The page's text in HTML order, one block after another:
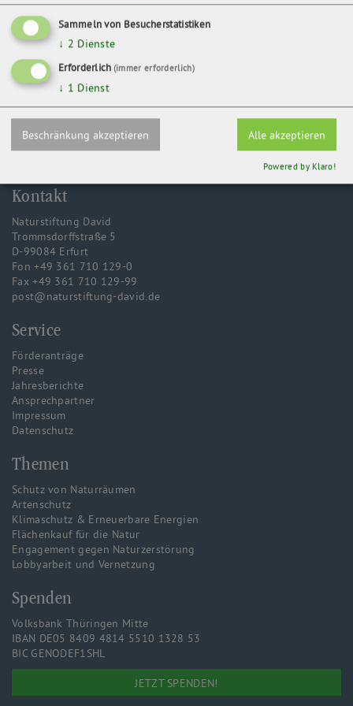
ZURÜCK
Kontakt
Naturstiftung David
Trommsdorffstraße 5
D-99084 Erfurt
Fon +49 361 710 129-0
Fax +49 361 710 129-99
post@naturstiftung-david.de
Service
Förderanträge
Presse
Jahresberichte
Ansprechpartner
Impressum
Datenschutz
Themen
Schutz von Naturräumen
Artenschutz
Klimaschutz & Erneuerbare Energien
Flächenkauf für die Natur
Engagement gegen Naturzerstörung
Lobbyarbeit und Vernetzung
Spenden
Volksbank Thüringen Mitte
IBAN DE05 8409 4814 5510 1328 53
BIC GENODEF1SHL
JETZT SPENDEN!
Sammeln von Besucherstatistiken
↓ 2 Dienste
Erforderlich (immer erforderlich)
↓ 1 Dienst
Beschränkung akzeptieren Alle akzeptieren
Powered by Klaro!